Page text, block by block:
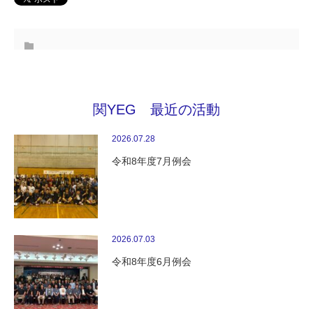
関YEG 最近の活動
2026.07.28
令和8年度7月例会
2026.07.03
令和8年度6月例会